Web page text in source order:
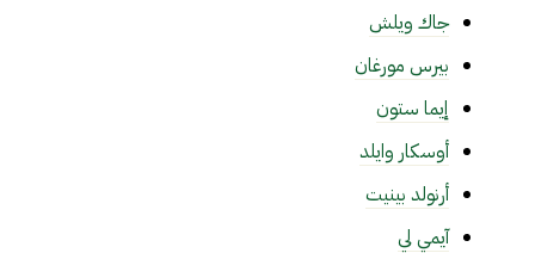
جاك ويلش
بيرس مورغان
إيما ستون
أوسكار وايلد
أرنولد بينيت
آيمي لي